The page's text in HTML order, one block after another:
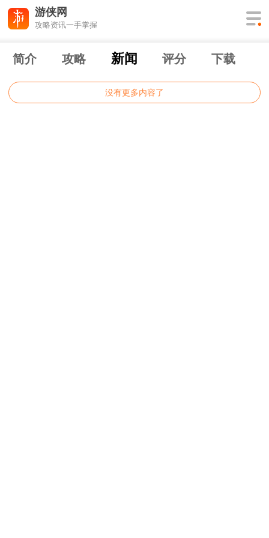
游侠网
攻略资讯一手掌握
简介 攻略 新闻 评分 下载
没有更多内容了